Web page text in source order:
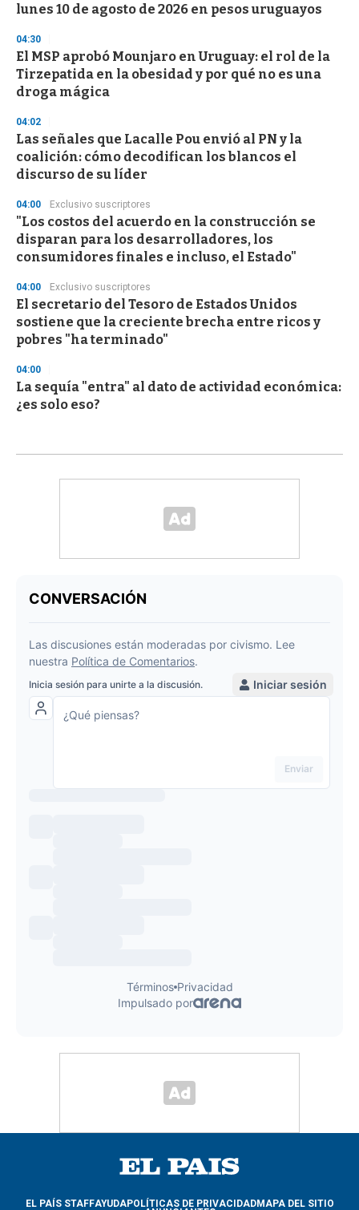
lunes 10 de agosto de 2026 en pesos uruguayos
04:30
El MSP aprobó Mounjaro en Uruguay: el rol de la
Tirzepatida en la obesidad y por qué no es una
droga mágica
04:02
Las señales que Lacalle Pou envió al PN y la
coalición: cómo decodifican los blancos el
discurso de su líder
04:00 Exclusivo suscriptores
"Los costos del acuerdo en la construcción se
disparan para los desarrolladores, los
consumidores finales e incluso, el Estado"
04:00 Exclusivo suscriptores
El secretario del Tesoro de Estados Unidos
sostiene que la creciente brecha entre ricos y
pobres "ha terminado"
04:00
La sequía "entra" al dato de actividad económica:
¿es solo eso?
EL PAÍS STAFFAYUDAPOLÍTICAS DE PRIVACIDADMAPA DEL SITIO